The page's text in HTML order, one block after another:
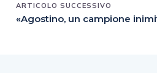
ARTICOLO SUCCESSIVO
«Agostino, un campione